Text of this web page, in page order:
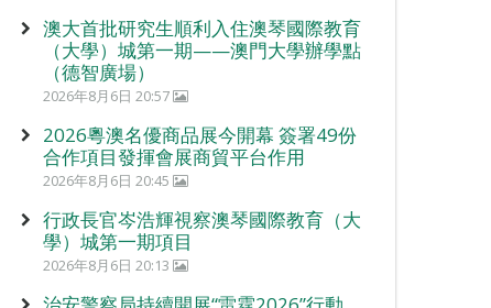
澳大首批研究生順利入住澳琴國際教育
（大學）城第一期——澳門大學辦學點
（德智廣場）
2026年8月6日 20:57
2026粵澳名優商品展今開幕 簽署49份
合作項目發揮會展商貿平台作用
2026年8月6日 20:45
行政長官岑浩輝視察澳琴國際教育（大
學）城第一期項目
2026年8月6日 20:13